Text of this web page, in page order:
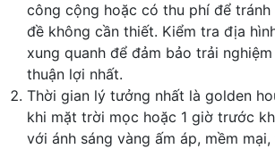
công cộng hoặc có thu phí để tránh
đề không cần thiết. Kiểm tra địa
xung quanh để đảm bảo trải
thuận lợi nhất.
Thời gian lý tưởng nhất là golden
khi mặt trời mọc hoặc 1 giờ trước
với ánh sáng vàng ấm áp, mềm